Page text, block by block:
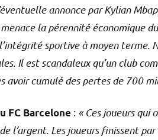
annonce par Kylian
menace la pérennité économique
sportive à moyen terme.
Il est scandaleux qu’un club
avoir cumulé des pertes de 700
FC Barcelone : « Ces joueurs qui
l’argent. Les joueurs finissent